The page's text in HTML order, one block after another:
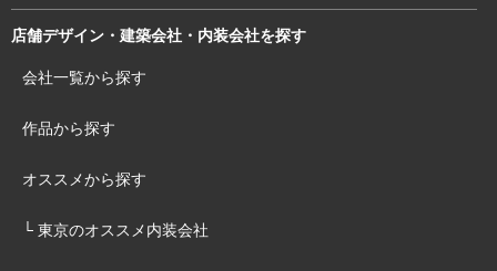
店舗デザイン・建築会社・内装会社を探す
会社一覧から探す
作品から探す
オススメから探す
└ 東京のオススメ内装会社